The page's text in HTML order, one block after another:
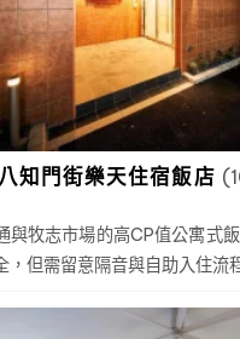
知門街樂天住宿飯店
與牧志市場的高CP值公寓式
，但需留意隔音與自助入住流